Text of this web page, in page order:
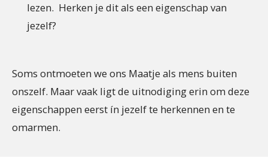
lezen. Herken je dit als een eigenschap van
jezelf?
Soms ontmoeten we ons Maatje als mens buiten
onszelf. Maar vaak ligt de uitnodiging erin om deze
eigenschappen eerst ín jezelf te herkennen en te
omarmen.